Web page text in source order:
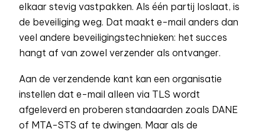
elkaar stevig vastpakken. Als één partij loslaat, is
de beveiliging weg. Dat maakt e-mail anders dan
veel andere beveiligingstechnieken: het succes
hangt af van zowel verzender als ontvanger.
Aan de verzendende kant kan een organisatie
instellen dat e-mail alleen via TLS wordt
afgeleverd en proberen standaarden zoals DANE
of MTA-STS af te dwingen. Maar als de